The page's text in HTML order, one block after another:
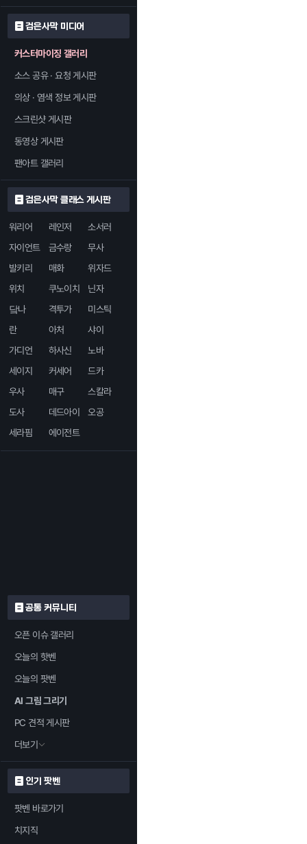
검은사막 미디어
커스터마이징 갤러리
소스 공유 · 요청 게시판
의상 · 염색 정보 게시판
스크린샷 게시판
동영상 게시판
팬아트 갤러리
검은사막 클래스 게시판
워리어 레인저
소서러
자이언트
금수랑
무사
발키리
매화
위자드
위치
쿠노이치
닌자
닼나
격투가
미스틱
란
아처
샤이
가디언
하사신
노바
세이지
커세어
드카
우사
매구
스칼라
도사
데드아이
오공
세라핌
에이전트
공통 커뮤니티
오픈 이슈 갤러리
오늘의 핫벤
오늘의 팟벤
AI 그림 그리기
PC 견적 게시판
더보기
인기 팟벤
팟벤 바로가기
치지직